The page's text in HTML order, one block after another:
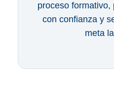
proceso
con confianza y
meta